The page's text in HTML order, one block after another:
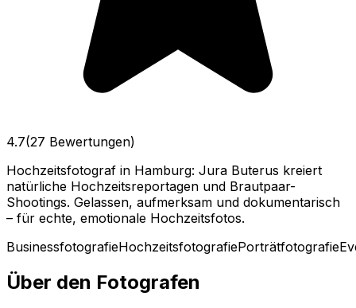
4.7(27 Bewertungen)
Hochzeitsfotograf in Hamburg: Jura Buterus kreiert
natürliche Hochzeitsreportagen und Brautpaar-
Shootings. Gelassen, aufmerksam und dokumentarisch
– für echte, emotionale Hochzeitsfotos.
BusinessfotografieHochzeitsfotografiePorträtfotografie
Über den Fotografen